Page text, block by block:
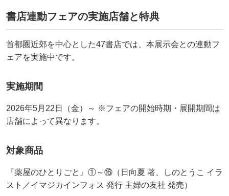
書店連動フェアの実施店舗と特典
首都圏近郊を中心とした47書店では、本展示会との連動フ
ェアを実施中です。
実施期間
2026年5月22日（金）～ ※フェアの開始時期・展開期間は
店舗によって異なります。
対象商品
『薬屋のひとりごと』①～⑯（日向夏 著、しのとうこ イラ
スト／イマジカインフォス 発行 主婦の友社 発売）